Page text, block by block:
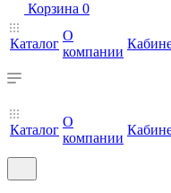
Корзина 0
Каталог
О
компании
Каталог
О
компании